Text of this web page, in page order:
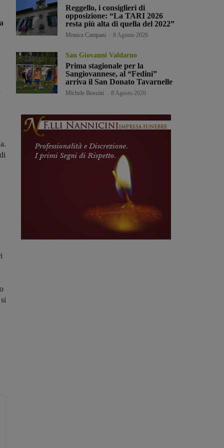
Reggello, i consiglieri di
opposizione: “La TARI 2026
resta più alta di quella del 2022”
Monica Campani 8 Agosto 2026
San Giovanni Valdarno
Prima stagionale per la
Sangiovannese, al “Fedini”
arriva il San Donato Tavarnelle
Michele Bossini 8 Agosto 2026